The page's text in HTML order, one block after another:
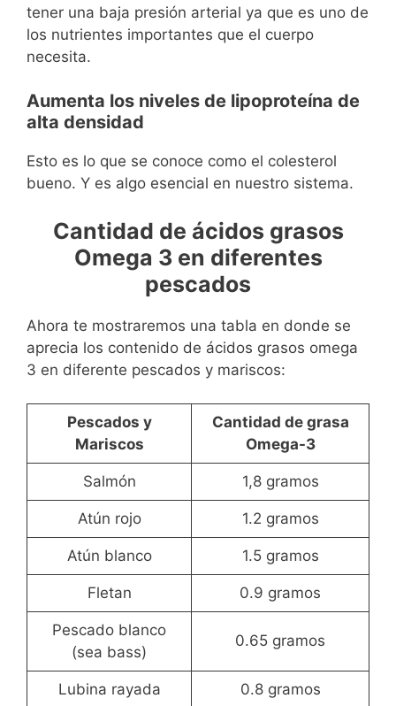
tener una baja presión arterial ya que es uno de
los nutrientes importantes que el cuerpo
necesita.
Aumenta los niveles de lipoproteína de
alta densidad
Esto es lo que se conoce como el colesterol
bueno. Y es algo esencial en nuestro sistema.
Cantidad de ácidos grasos
Omega 3 en diferentes
pescados
Ahora te mostraremos una tabla en donde se
aprecia los contenido de ácidos grasos omega
3 en diferente pescados y mariscos:
Pescados y
Mariscos
Cantidad de grasa
Omega-3
Salmón 1,8 gramos
Atún rojo 1.2 gramos
Atún blanco 1.5 gramos
Fletan 0.9 gramos
Pescado blanco
(sea bass)
0.65 gramos
Lubina rayada 0.8 gramos